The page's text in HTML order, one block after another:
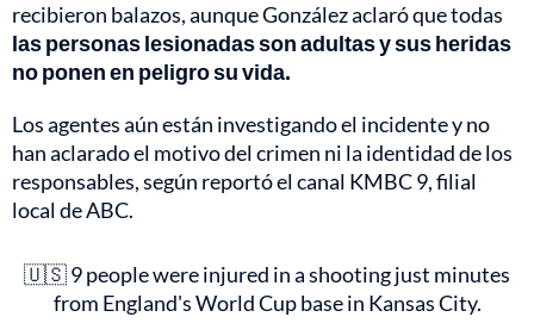
recibieron balazos, aunque González aclaró que todas
las personas lesionadas son adultas y sus heridas
no ponen en peligro su vida.
Los agentes aún están investigando el incidente y no
han aclarado el motivo del crimen ni la identidad de los
responsables, según reportó el canal KMBC 9, filial
local de ABC.
🇺🇸 9 people were injured in a shooting just minutes
from England's World Cup base in Kansas City.